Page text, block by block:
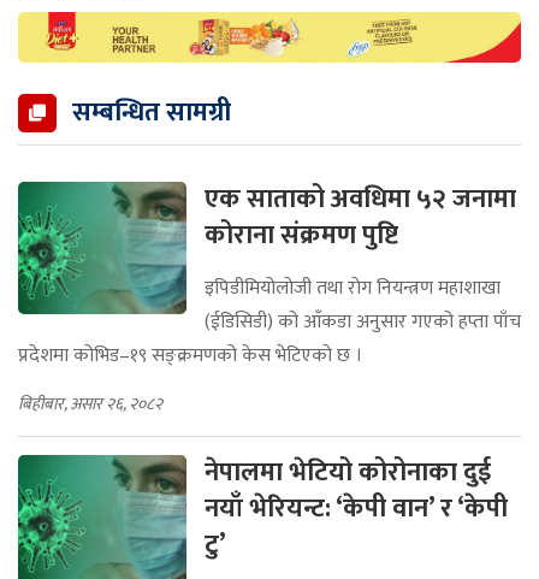
सम्बन्धित सामग्री
एक साताको अवधिमा ५२ जनामा
कोराना संक्रमण पुष्टि
इपिडीमियोलोजी तथा रोग नियन्त्रण महाशाखा
(ईडिसिडी) को आँकडा अनुसार गएको हप्ता पाँच
प्रदेशमा कोभिड–१९ सङ्क्रमणको केस भेटिएको छ ।
बिहीबार, असार २६, २०८२
नेपालमा भेटियो कोरोनाका दुई
नयाँ भेरियन्ट: ‘केपी वान’ र ‘केपी
टु’